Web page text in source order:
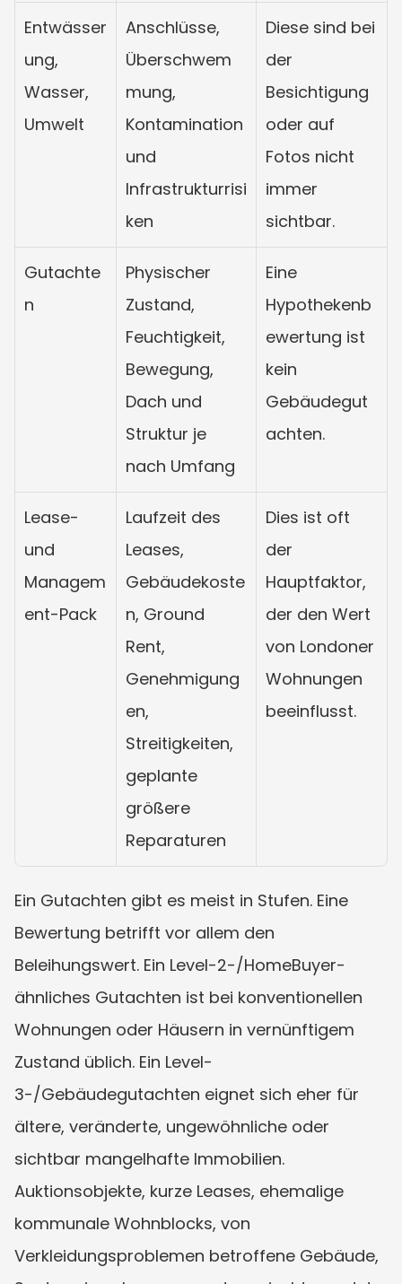
Entwässer
ung,
Wasser,
Umwelt
Anschlüsse,
Überschwem
mung,
Kontamination
und
Infrastrukturrisi
ken
Diese sind bei
der
Besichtigung
oder auf
Fotos nicht
immer
sichtbar.
Gutachte
n
Physischer
Zustand,
Feuchtigkeit,
Bewegung,
Dach und
Struktur je
nach Umfang
Eine
Hypothekenb
ewertung ist
kein
Gebäudegut
achten.
Lease-
und
Managem
ent-Pack
Laufzeit des
Leases,
Gebäudekoste
n, Ground
Rent,
Genehmigung
en,
Streitigkeiten,
geplante
größere
Reparaturen
Dies ist oft
der
Hauptfaktor,
der den Wert
von Londoner
Wohnungen
beeinflusst.
Ein Gutachten gibt es meist in Stufen. Eine
Bewertung betrifft vor allem den
Beleihungswert. Ein Level-2-/HomeBuyer-
ähnliches Gutachten ist bei konventionellen
Wohnungen oder Häusern in vernünftigem
Zustand üblich. Ein Level-
3-/Gebäudegutachten eignet sich eher für
ältere, veränderte, ungewöhnliche oder
sichtbar mangelhafte Immobilien.
Auktionsobjekte, kurze Leases, ehemalige
kommunale Wohnblocks, von
Verkleidungsproblemen betroffene Gebäude,